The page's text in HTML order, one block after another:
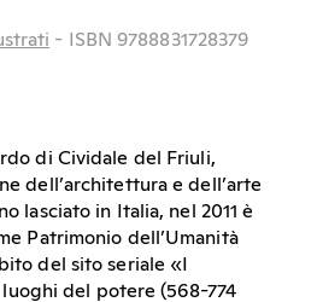
- ISBN 9788831728379
di Cividale del Friuli,
dell’architettura e dell’arte
lasciato in Italia, nel 2011 è
Patrimonio dell’Umanità
del sito seriale «I
del potere (568-774